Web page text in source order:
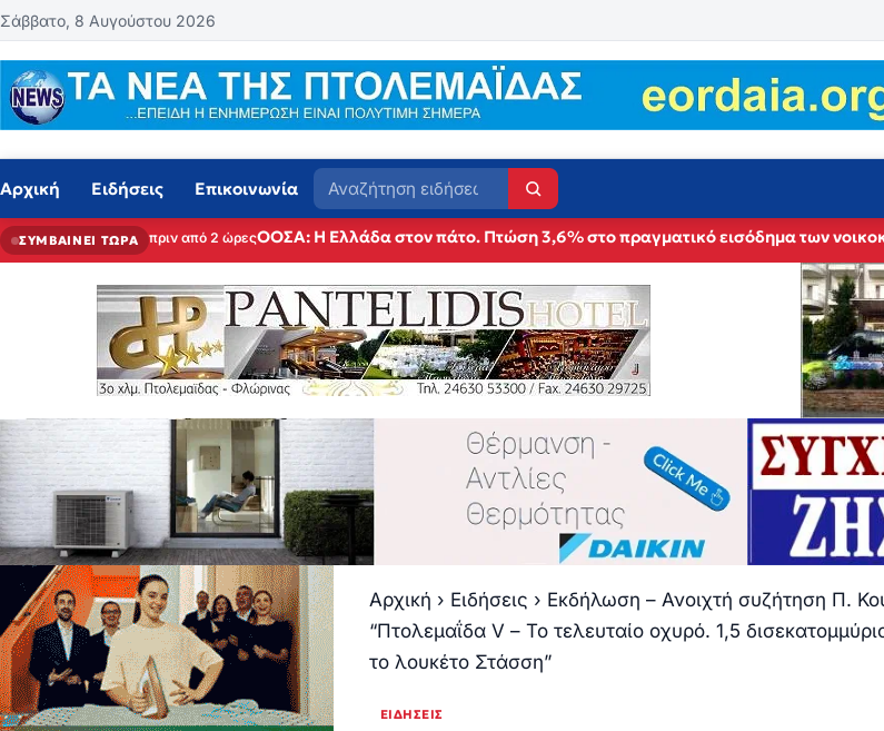
Μετάβαση στο περιεχόμενο
Σάββατο, 8 Αυγούστου 2026
Αρχική Ειδήσεις Επικοινωνία Αναζήτηση
ΣΥΜΒΑΙΝΕΙ ΤΩΡΑ πριν από 2 ώρεςΟΟΣΑ: Η Ελλάδα στον πάτο. Πτώση 3,6% στο πραγματικό εισόδημα των
Αρχική › Ειδήσεις › Εκδήλωση – Ανοιχτή συζήτηση Π.
“Πτολεμαΐδα V – Το τελευταίο οχυρό. 1,5
το λουκέτο Στάσση”
ΕΙΔΉΣΕΙΣ